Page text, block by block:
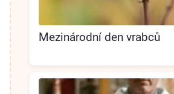
Mezinárodní den vrabců